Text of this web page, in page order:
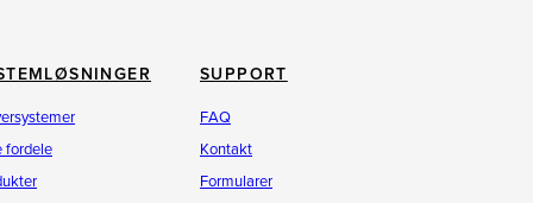
fordele
SUPPORT
FAQ
Kontakt
Formularer